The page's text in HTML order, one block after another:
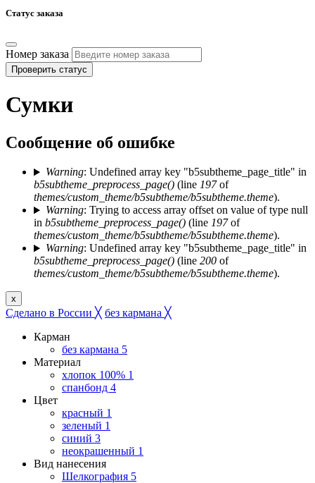
Статус заказа
Номер заказа
Проверить статус
Сумки
Сообщение об ошибке
Warning: Undefined array key "b5subtheme_page_title" in
b5subtheme_preprocess_page() (line 197of
themes/custom_theme/b5subtheme/b5subtheme.theme).
Warning: Trying to access array offset on value of type null
in b5subtheme_preprocess_page() (line 197of
themes/custom_theme/b5subtheme/b5subtheme.theme).
Warning: Undefined array key "b5subtheme_page_title" in
b5subtheme_preprocess_page() (line 200 of
themes/custom_theme/b5subtheme/b5subtheme.theme).
x
Сделано в России ╳ без кармана ╳
Карман
без кармана 5
Материал
хлопок 100% 1
спанбонд 4
Цвет
красный 1
зеленый 1
синий 3
неокрашенный 1
Вид нанесения
Шелкография 5